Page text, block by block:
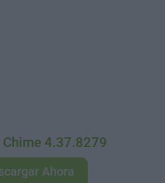
4.37.8279
Ahora